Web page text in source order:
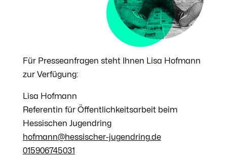
Für Presseanfragen steht Ihnen Lisa Hofmann
zur Verfügung:
Lisa Hofmann
Referentin für Öffentlichkeitsarbeit beim
Hessischen Jugendring
hofmann@hessischer-jugendring.de
015906745031